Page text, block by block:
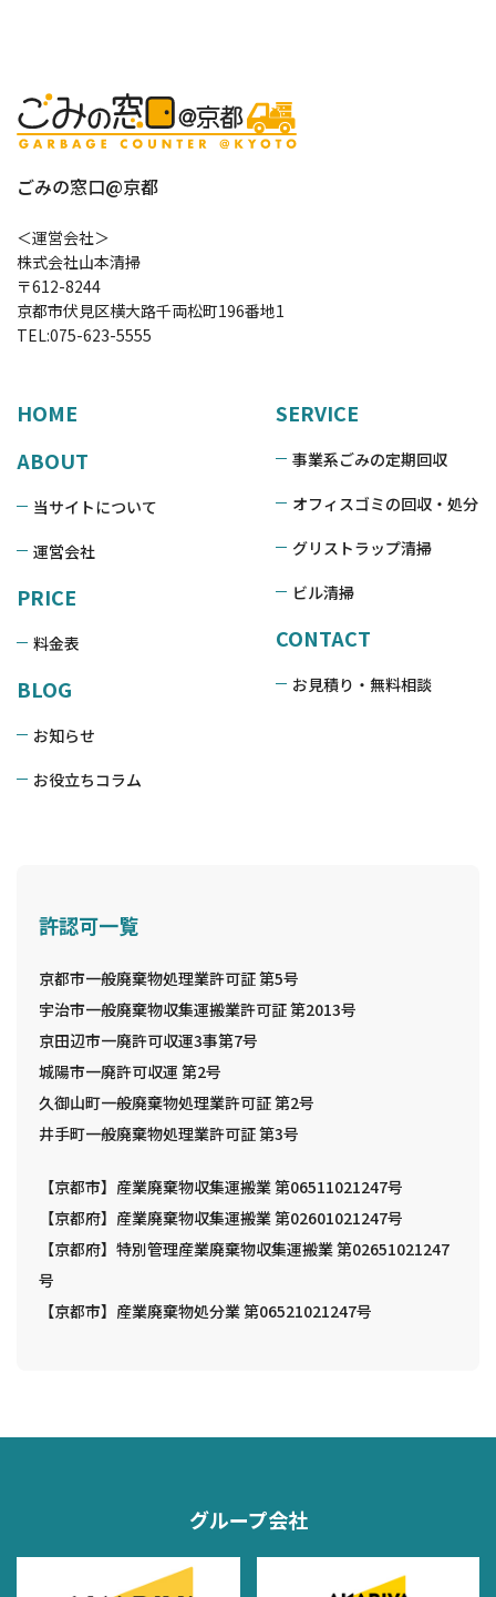
ごみの窓口@京都
＜運営会社＞
株式会社山本清掃
〒612-8244
京都市伏見区横大路千両松町196番地1
TEL:075-623-5555
HOME
ABOUT
当サイトについて
運営会社
PRICE
料金表
BLOG
お知らせ
お役立ちコラム
SERVICE
事業系ごみの定期回収
オフィスゴミの回収・処分
グリストラップ清掃
ビル清掃
CONTACT
お見積り・無料相談
許認可一覧
京都市一般廃棄物処理業許可証 第5号
宇治市一般廃棄物収集運搬業許可証 第2013号
京田辺市一廃許可収運3事第7号
城陽市一廃許可収運 第2号
久御山町一般廃棄物処理業許可証 第2号
井手町一般廃棄物処理業許可証 第3号
【京都市】産業廃棄物収集運搬業 第06511021247号
【京都府】産業廃棄物収集運搬業 第02601021247号
【京都府】特別管理産業廃棄物収集運搬業 第02651021247
号
【京都市】産業廃棄物処分業 第06521021247号
グループ会社